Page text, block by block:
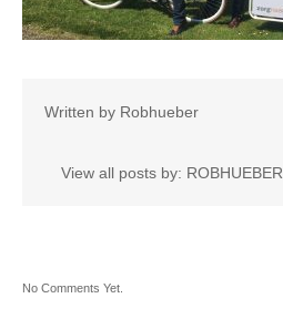
Written by Robhueber
View all posts by: ROBHUEBER
No Comments Yet.